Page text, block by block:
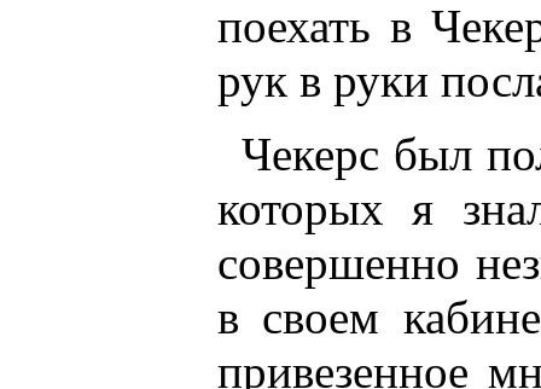
поехать в
рук в руки
Чекерс был
которых я
совершенно
в своем
привезенное